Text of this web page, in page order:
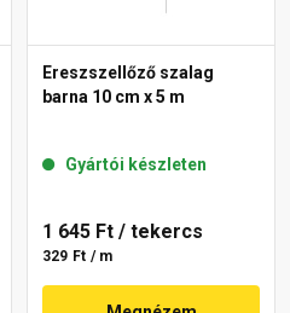
Ereszszellőző szalag
barna 10 cm x 5 m
Gyártói készleten
1 645 Ft / tekercs
329 Ft / m